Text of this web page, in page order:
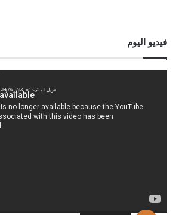
فيديو اليوم
تنزيل الملف: https://www.youtube.com/watch?v=FJdj7tk_7jI&_=1